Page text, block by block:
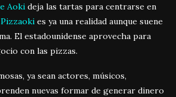
Aoki deja las tartas para centrarse en
Pizzaoki es ya una realidad aunque suene
El estadounidense aprovecha para
con las pizzas.
ya sean actores, músicos,
nuevas formar de generar dinero